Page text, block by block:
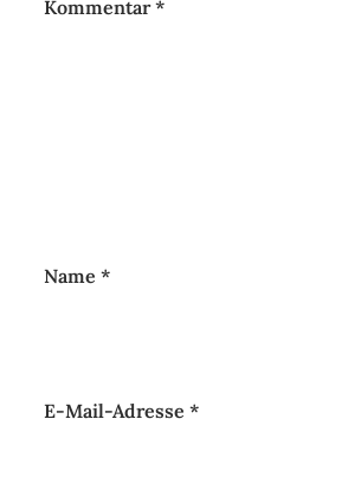
Kommentar*
Name*
E-Mail-Adresse*